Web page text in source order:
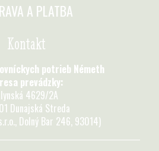
A PLATBA
Kontakt
potrieb Németh
prevádzky:
4629/2A
Dunajská Streda
Dolný Bar 246, 93014)